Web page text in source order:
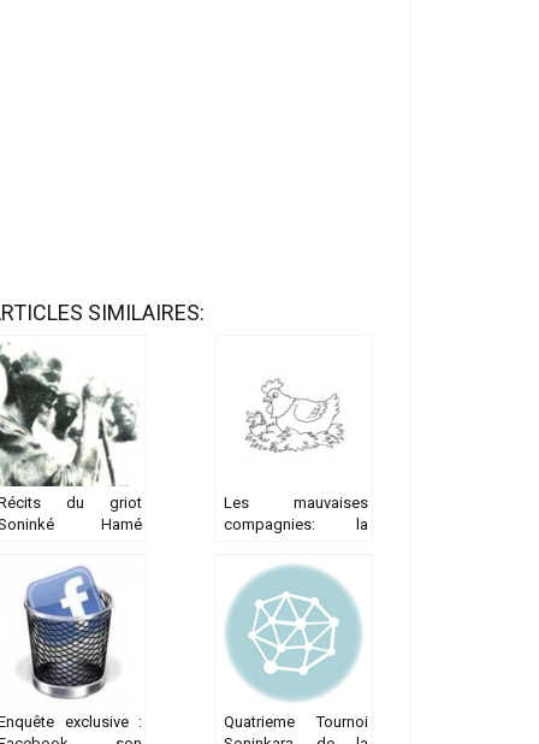
SIMILAIRES:
du griot
Hamé
sacré de
Hamdallaye, Partie 9
Les mauvaises
compagnies: la
chien de Birago
Diop
exclusive :
Quatrieme Tournoi